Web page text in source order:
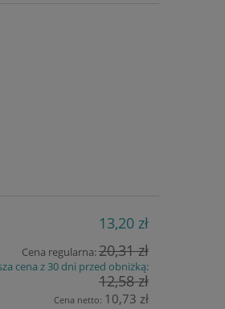
13,20 zł
Cena regularna:20,31 zł
cena z 30 dni przed obniżką:
12,58 zł
Cena netto: 10,73 zł